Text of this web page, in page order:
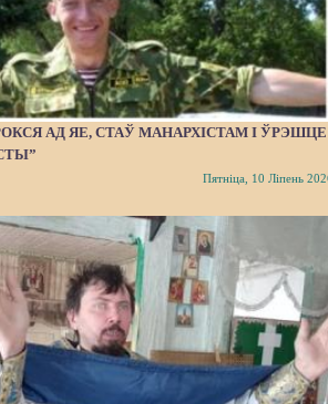
АД ЯЕ, СТАЎ МАНАРХІСТАМ І ЎРЭШЦЕ
Пятніца, 10 Ліпень